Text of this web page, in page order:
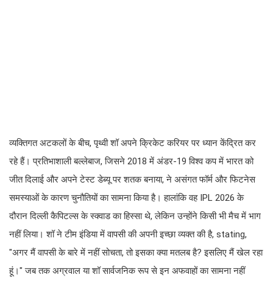
व्यक्तिगत अटकलों के बीच, पृथ्वी शॉ अपने क्रिकेट करियर पर ध्यान केंद्रित कर
रहे हैं। प्रतिभाशाली बल्लेबाज, जिसने 2018 में अंडर-19 विश्व कप में भारत को
जीत दिलाई और अपने टेस्ट डेब्यू पर शतक बनाया, ने असंगत फॉर्म और फिटनेस
समस्याओं के कारण चुनौतियों का सामना किया है। हालांकि वह IPL 2026 के
दौरान दिल्ली कैपिटल्स के स्क्वाड का हिस्सा थे, लेकिन उन्होंने किसी भी मैच में भाग
नहीं लिया। शॉ ने टीम इंडिया में वापसी की अपनी इच्छा व्यक्त की है, stating,
"अगर मैं वापसी के बारे में नहीं सोचता, तो इसका क्या मतलब है? इसलिए मैं खेल रहा
हूं।" जब तक अग्रवाल या शॉ सार्वजनिक रूप से इन अफवाहों का सामना नहीं